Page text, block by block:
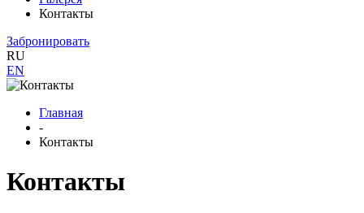
Контакты
Забронировать
RU
EN
Главная
-
Контакты
Контакты